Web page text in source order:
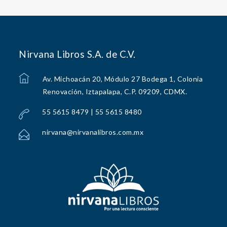
Nirvana Libros S.A. de C.V.
Av. Michoacán 20, Módulo 27 Bodega 1, Colonia
Renovación, Iztapalapa, C.P. 09209, CDMX.
55 5615 8479 | 55 5615 8480
nirvana@nirvanalibros.com.mx